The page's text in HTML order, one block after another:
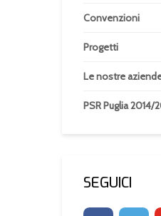
Convenzioni
Progetti
Le nostre
PSR Puglia 2014/
SEGUICI